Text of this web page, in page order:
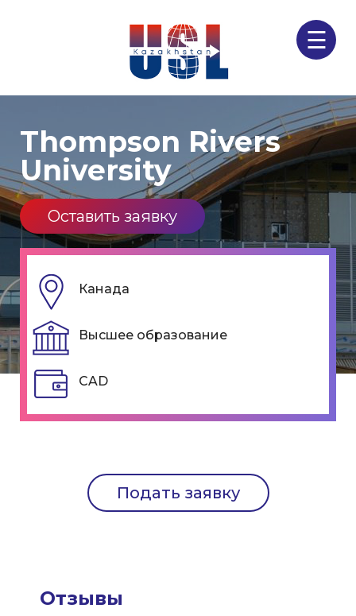
☰
Thompson Rivers
University
Оставить заявку
Канада
Высшее образование
CAD
Подать заявку
Отзывы